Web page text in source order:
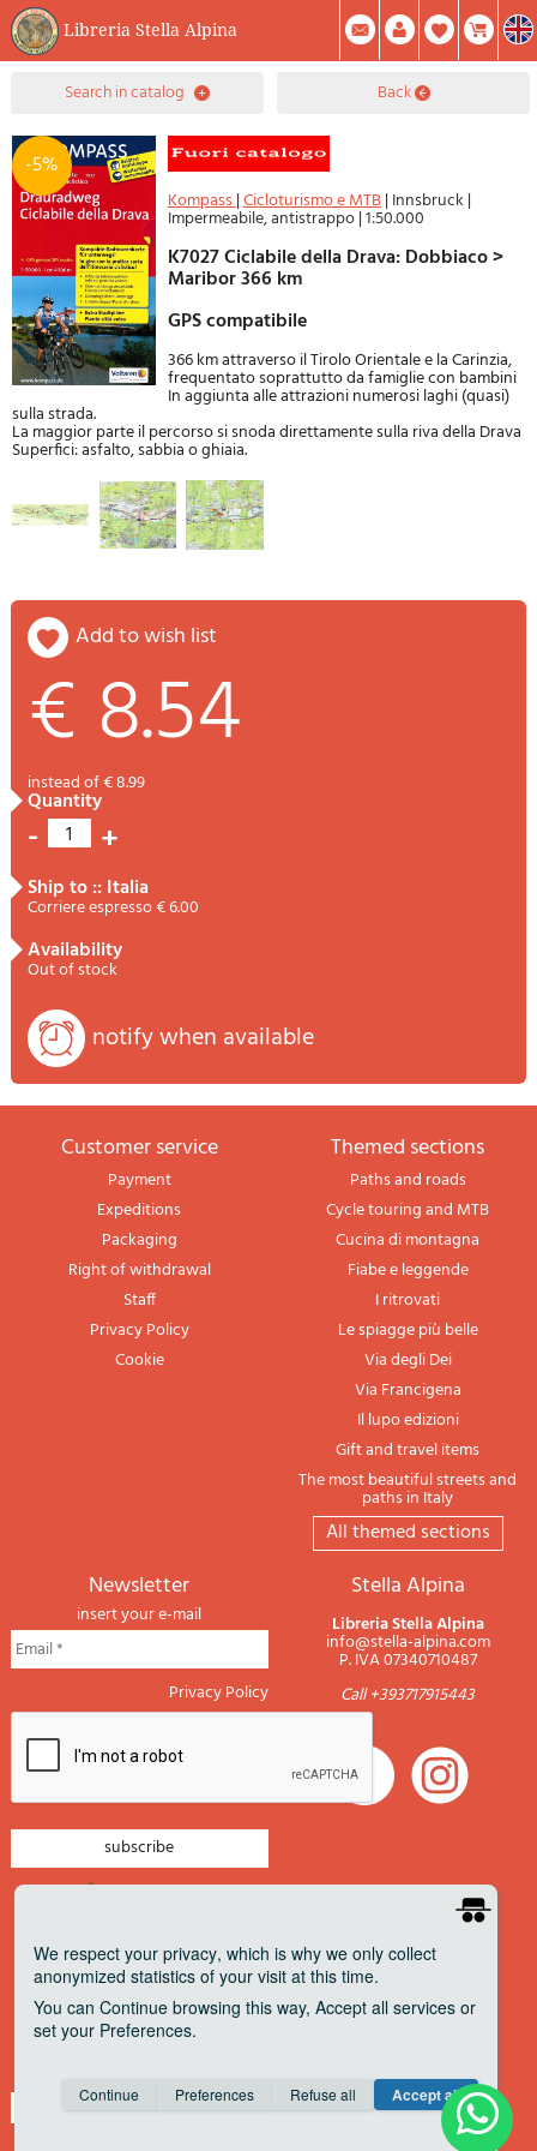
Libreria Stella Alpina
0Item(s) In Your Cart
Summary
Facebook
Create Account
search in catalog back
-5%
Kompass|Cicloturismo e MTB| Innsbruck|
Impermeabile, antistrappo|1:50.000
K7027 Ciclabile della Drava: Dobbiaco >
Maribor 366 km
GPS compatibile
366 km attraverso il Tirolo Orientale e la Carinzia,
frequentato soprattutto da famiglie con bambini
In aggiunta alle attrazioni numerosi laghi (quasi)
sulla strada.
La maggior parte il percorso si snoda direttamente sulla riva della Drava
Superfici: asfalto, sabbia o ghiaia.
add to wish list
€ 8.54
instead of € 8.99
quantity
- 1 +
ship to :: Italia
Corriere espresso € 6.00
availability
Out of stock
notify when available
Customer service
Payment
Expeditions
Packaging
Right of withdrawal
Staff
Privacy Policy
Cookie
themed sections
Paths and roads
Cycle touring and MTB
Cucina di montagna
Fiabe e leggende
I ritrovati
Le spiagge più belle
Via degli Dei
Via Francigena
Il lupo edizioni
Gift and travel items
The most beautiful streets and
paths in Italy
All themed sections
newsletter
insert your e-mail
Privacy Policy
newsletter travels
newsletter military
Stella Alpina
Libreria Stella Alpina
info@stella-alpina.com
P. IVA 07340710487
Call +393717915443
We respect your privacy, which is why we only collect
anonymized statistics of your visit at this time.
You can Continue browsing this way, Accept all services or
set your Preferences.
Consent cookie learn more
Continue Preferences Refuse all Accept all
Anonymous Invisible Save